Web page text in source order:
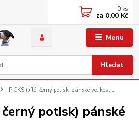
Menu
Hledat
0 ks
za 0,00 Kč
PICKS (bílé, černý potisk) pánské velikost L
potisk) pánské